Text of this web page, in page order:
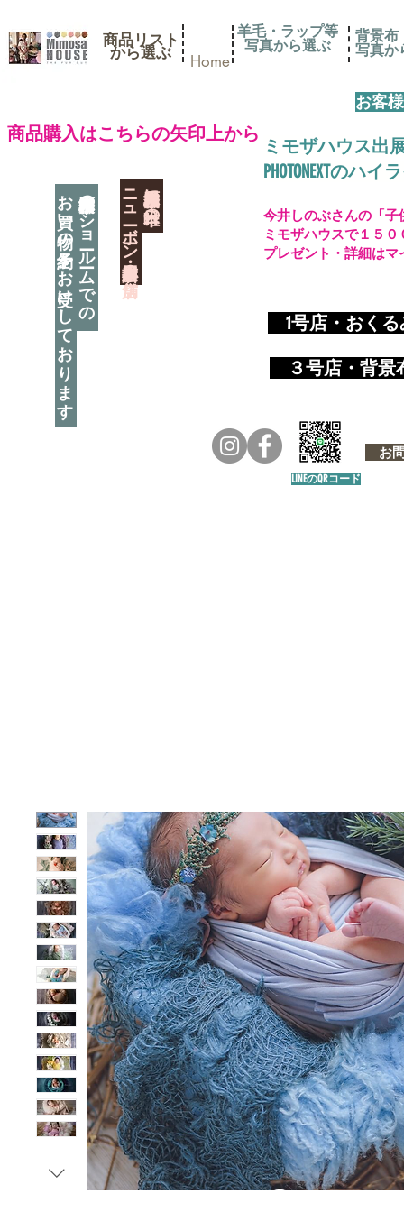
商品リスト
​から選ぶ Home
​商品購入はこちらの矢印上から
神奈川県相模原市に日本唯一の
​ニューボーン撮影用小道具店・３店舗
羊毛・ラップ等
写真から選ぶ
背景布
写真か
お客
ミモザハウス出
PHOTONEXTのハ
神奈川県相模原市のショールームでの
お買い物の予約をお受けしております 1号店・おく
​ ３号店・背
お
今井しのぶさんの「
ミモザハウスで１５
プレゼント・詳細は
LINEのQRコード